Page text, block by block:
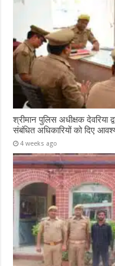
श्रीमान पुलिस अधीक्षक देवरिया
संबंधित अधिकारियों को दिए
4 weeks ago